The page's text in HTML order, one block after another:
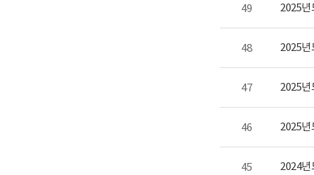
49 2025년
48 2025년
47 2025년
46 2025년
45 2024년